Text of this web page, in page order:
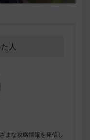
人
まな攻略情報を発信し